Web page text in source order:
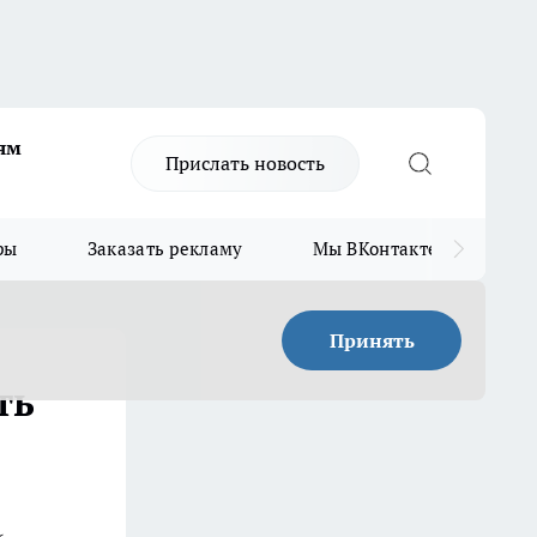
Прислать новость
Заказать рекламу Мы ВКонтакте
Принять